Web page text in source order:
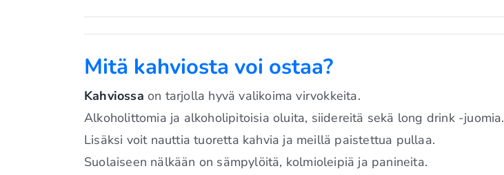
Mitä kahviosta voi ostaa?
Kahviossa on tarjolla hyvä valikoima virvokkeita.
Alkoholittomia ja alkoholipitoisia oluita, siidereitä sekä long drink -juomia.
Lisäksi voit nauttia tuoretta kahvia ja meillä paistettua pullaa.
Suolaiseen nälkään on sämpylöitä, kolmioleipiä ja panineita.